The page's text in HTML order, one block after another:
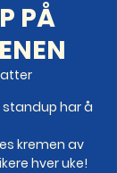
PÅ
standup har å
kremen av
hver uke!